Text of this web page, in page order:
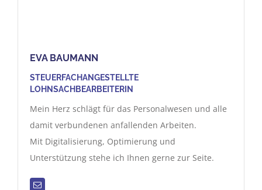
EVA BAUMANN
STEUERFACHANGESTELLTE
LOHNSACHBEARBEITERIN
Mein Herz schlägt für das Personalwesen und alle
damit verbundenen anfallenden Arbeiten.
Mit Digitalisierung, Optimierung und
Unterstützung stehe ich Ihnen gerne zur Seite.